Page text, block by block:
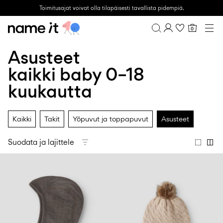
Toimitusajat voivat olla tilapäisesti tavallista pidempiä.
Tilaushistoria
Profiili
KIRJAUDU ULOS
0
MINI 1½–8 VUOTTA
KIDS 6–14 VUOTTA
TEEN
SALE
ACTIVEWEAR
Perusvaatteet
Asusteet
kaikki baby 0–18
kuukautta
Kaikki Takit Yöpuvut ja toppapuvut Asusteet
Suodata ja lajittele